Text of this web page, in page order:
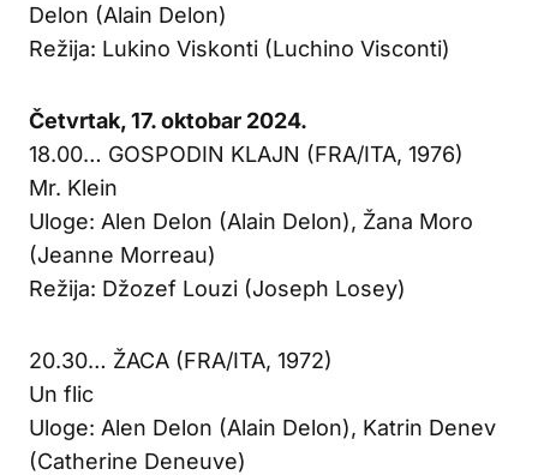
Delon (Alain Delon)
Režija: Lukino Viskonti (Luchino Visconti)
Četvrtak, 17. oktobar 2024.
18.00… GOSPODIN KLAJN (FRA/ITA, 1976)
Mr. Klein
Uloge: Alen Delon (Alain Delon), Žana Moro
(Jeanne Morreau)
Režija: Džozef Louzi (Joseph Losey)
20.30… ŽACA (FRA/ITA, 1972)
Un flic
Uloge: Alen Delon (Alain Delon), Katrin Denev
(Catherine Deneuve)